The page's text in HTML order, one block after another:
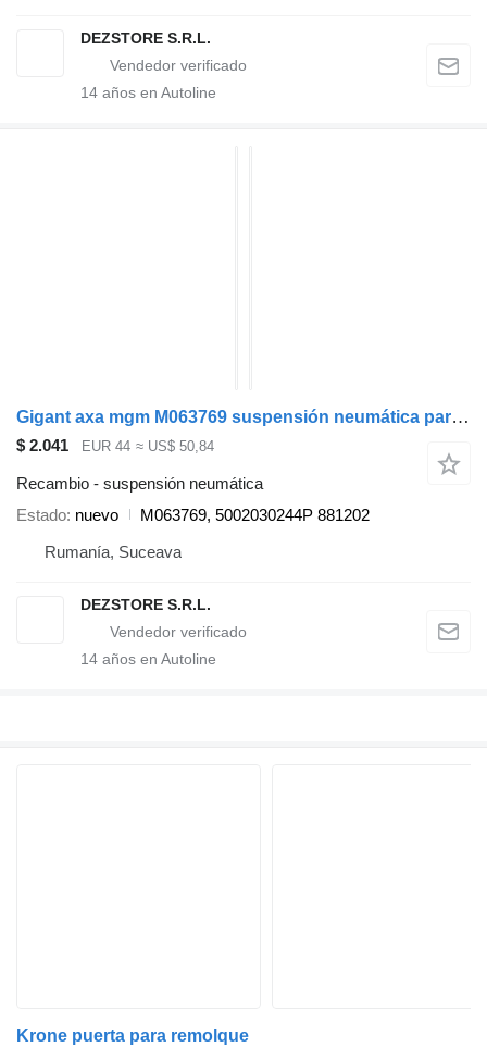
DEZSTORE S.R.L.
14 años en Autoline
Gigant axa mgm M063769 suspensión neumática para Krone remolque
$ 2.041 EUR 44 ≈ US$ 50,84
Recambio - suspensión neumática
Estado nuevo
M063769, 5002030244P 881202
Rumanía, Suceava
DEZSTORE S.R.L.
14 años en Autoline
Krone puerta para remolque